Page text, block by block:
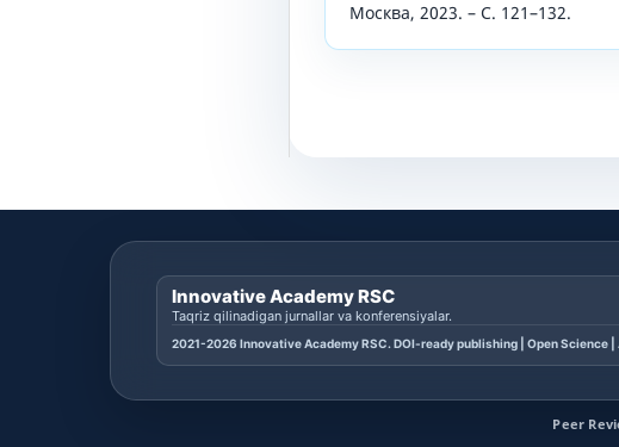
Москва, 2023. – С. 121–132.
Innovative Academy RSC
Taqriz qilinadigan jurnallar va konferensiyalar.
2021-2026 Innovative Academy RSC. DOI-ready publishing | Open Science